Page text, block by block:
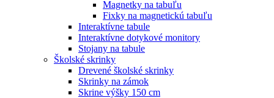
Magnetky na tabuľu
Fixky na magnetickú tabuľu
Interaktívne tabule
Interaktívne dotykové monitory
Stojany na tabule
Školské skrinky
Drevené školské skrinky
Skrinky na zámok
Skrine výšky 150 cm